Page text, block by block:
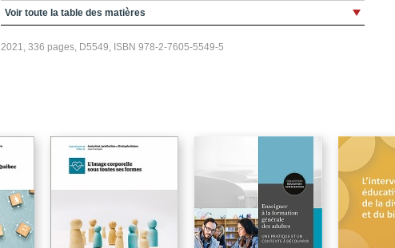
Table des matières 9
Introduction 25
I.1Définitions centrales
I.3Modèle utilisé pour structurer le livre
I De la réflexion… Fondements théoriques et pratiques 31
Voir toute la table des matières
2021, 336 pages, D5549, ISBN 978-2-7605-5549-5